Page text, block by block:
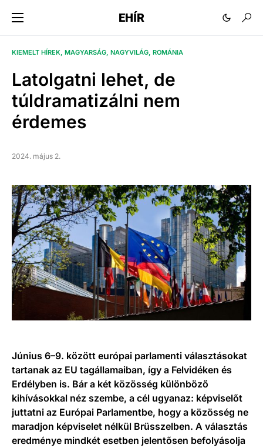
EHÍR
KIEMELT HÍREK MAGYARSÁG NAGYVILÁG ROMÁNIA
Latolgatni lehet, de
túldramatizálni nem
érdemes
2024. május 2.
Június 6–9. között európai parlamenti választásokat
tartanak az EU tagállamaiban, így a Felvidéken és
Erdélyben is. Bár a két közösség különböző
kihívásokkal néz szembe, a cél ugyanaz: képviselőt
juttatni az Európai Parlamentbe, hogy a közösség ne
maradjon képviselet nélkül Brüsszelben. A választás
eredménye mindkét esetben jelentősen befolyásolja